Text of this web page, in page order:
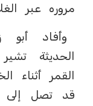
مروره عبر
وأفاد أبو
الحديثة
القمر